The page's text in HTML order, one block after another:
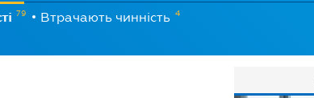
79 Втрачають чинність 4